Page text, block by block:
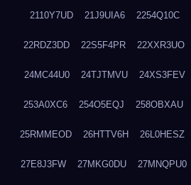
2110Y7UD 21J9UIA6 2254Q10C
22RDZ3DD 22S5F4PR 22XXR3UO
24MC44U0 24TJTMVU 24XS3FEV
253A0XC6 254O5EQJ 258OBXAU
25RMMEOD 26HTTV6H 26L0HESZ
27E8J3FW 27MKG0DU 27MNQPU0